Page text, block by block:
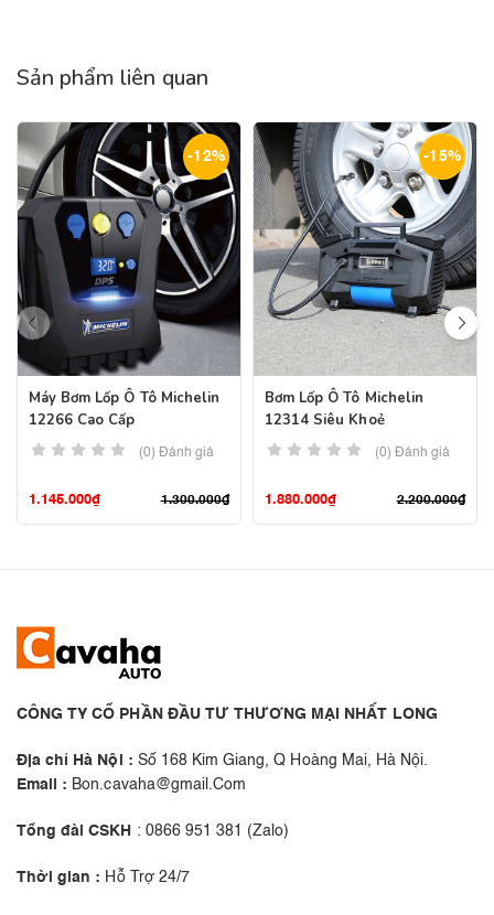
Sản phẩm liên quan
-12%
Máy Bơm Lốp Ô Tô Michelin
12266 Cao Cấp
(0) Đánh giá
1.300.000₫
1.145.000₫
-15%
Bơm Lốp Ô Tô Michelin
12314 Siêu Khoẻ
(0) Đánh giá
2.200.000₫
1.880.000₫
CÔNG TY CỔ PHẦN ĐẦU TƯ THƯƠNG MẠI NHẤT LONG
Địa chỉ Hà Nội : Số 168 Kim Giang, Q Hoàng Mai, Hà Nội.
Email : Bon.cavaha@gmail.Com
Tổng đài CSKH : 0866 951 381 (Zalo)
Thời gian : Hỗ Trợ 24/7